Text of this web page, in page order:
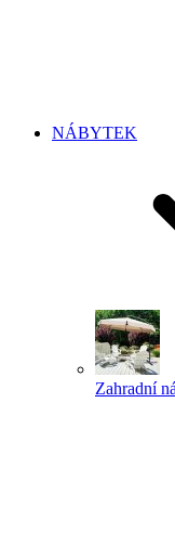
NÁBYTEK
Zahradní